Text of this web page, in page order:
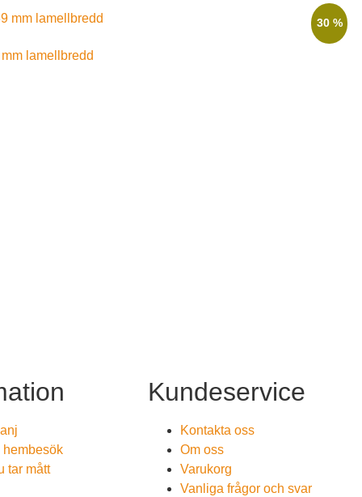
30 %
lamellbredd
hembesök
tar mått
Kundeservice
Kontakta oss
Om oss
Varukorg
Vanliga frågor och svar